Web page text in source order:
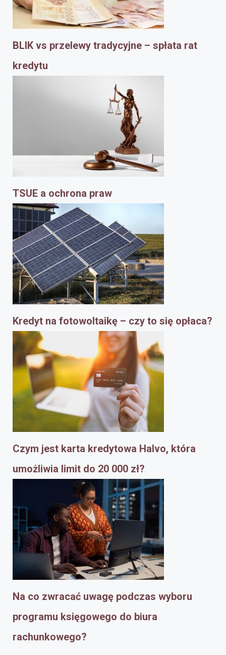
BLIK vs przelewy tradycyjne – spłata rat
kredytu
TSUE a ochrona praw
Kredyt na fotowoltaikę – czy to się opłaca?
Czym jest karta kredytowa Halvo, która
umożliwia limit do 20 000 zł?
Na co zwracać uwagę podczas wyboru
programu księgowego do biura
rachunkowego?